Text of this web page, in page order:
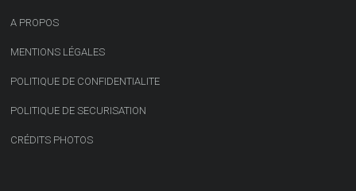
A PROPOS
MENTIONS LÉGALES
POLITIQUE DE CONFIDENTIALITE
POLITIQUE DE SECURISATION
CRÉDITS PHOTOS